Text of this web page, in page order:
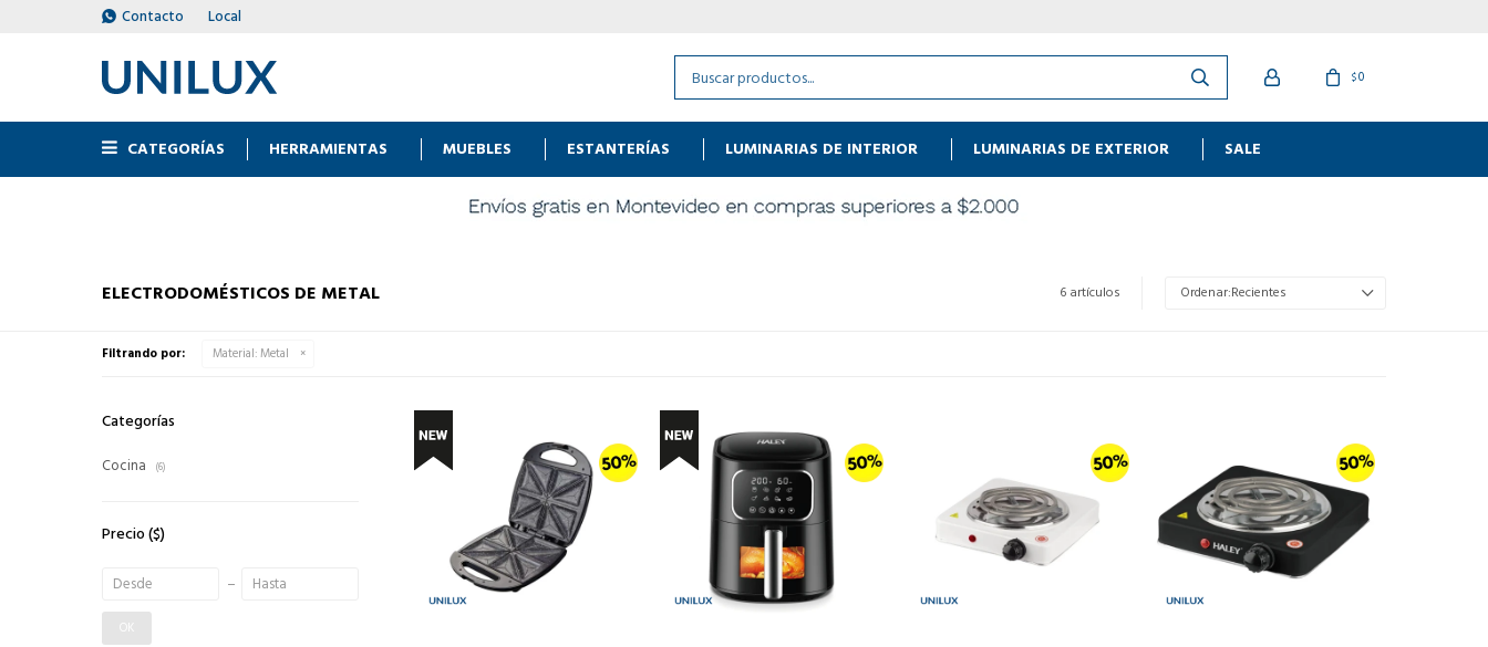
CATEGORÍAS HERRAMIENTAS MUEBLES ESTANTERÍAS LUMINARIAS DE INTERIOR LUMINARIAS DE EXTERIOR SALE
$0
Contacto Local
ELECTRODOMÉSTICOS DE METAL 6 artículos Recientes
Filtrando por: Material:Metal
Categorías
Cocina (6)
Precio($)
OK